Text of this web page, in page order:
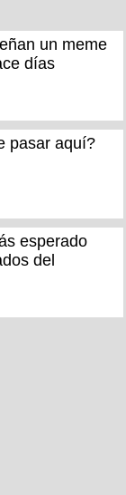
un meme
días
pasar aquí?
esperado
del